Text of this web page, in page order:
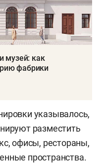
музей: как
фабрики
указывалось,
разместить
офисы, рестораны,
пространства.